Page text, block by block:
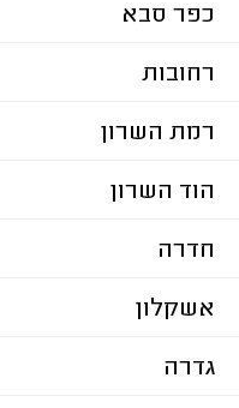
כפר סבא
רחובות
רמת השרון
הוד השרון
חדרה
אשקלון
גדרה